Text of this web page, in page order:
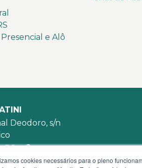
e Alô
Deodoro, s/n
RS -
mapa
cookies necessários para o pleno